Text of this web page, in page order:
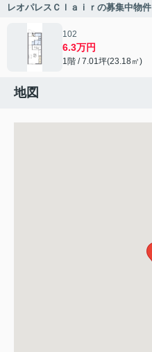
レオパレスＣｌａｉｒの募集中物件
102
6.3万円
1階 / 7.01坪(23.18㎡)
地図